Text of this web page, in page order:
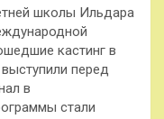
школы Ильдара
кастинг в
перед
в
стали